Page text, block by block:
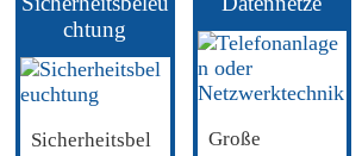
chtung
Sicherheitsbel
Große